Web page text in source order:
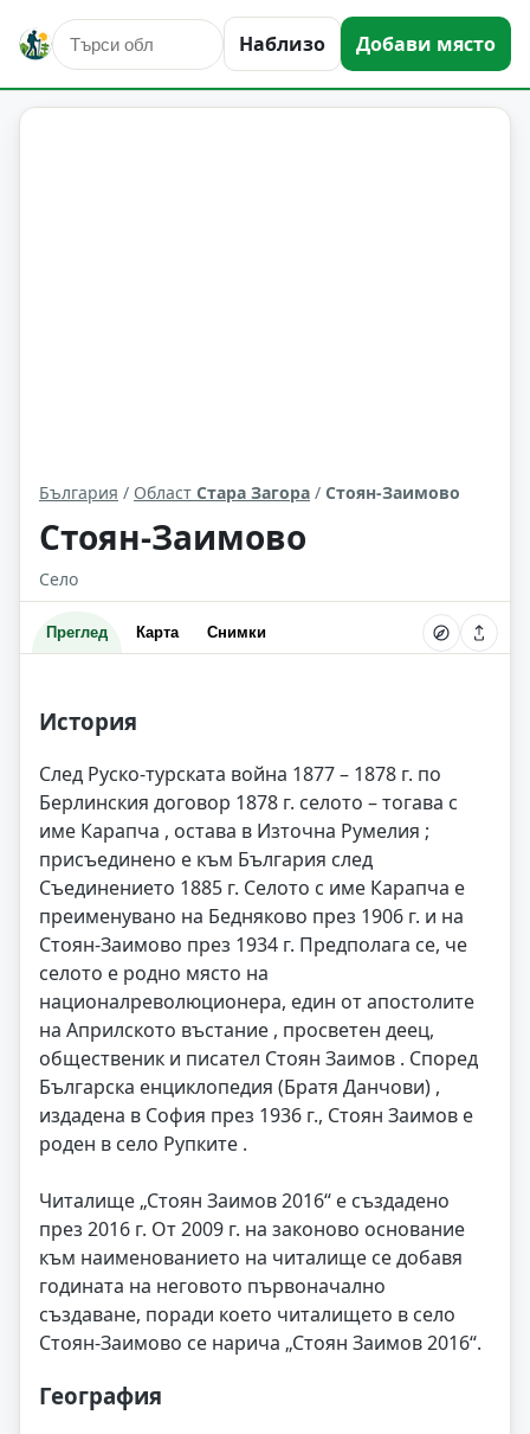
Наблизо Добави място
Стоян-Заимово Област: Стара Загора
България / Област Стара Загора / Стоян-Заимово
Стоян-Заимово
Село
Преглед Карта Снимки
История
След Руско-турската война 1877 – 1878 г. по
Берлинския договор 1878 г. селото – тогава с
име Карапча , остава в Източна Румелия ;
присъединено е към България след
Съединението 1885 г. Селото с име Карапча е
преименувано на Бедняково през 1906 г. и на
Стоян-Заимово през 1934 г. Предполага се, че
селото е родно място на
националреволюционера, един от апостолите
на Априлското въстание , просветен деец,
общественик и писател Стоян Заимов . Според
Българска енциклопедия (Братя Данчови) ,
издадена в София през 1936 г., Стоян Заимов е
роден в село Рупките .
Читалище „Стоян Заимов 2016“ е създадено
през 2016 г. От 2009 г. на законово основание
към наименованието на читалище се добавя
годината на неговото първоначално
създаване, поради което читалището в село
Стоян-Заимово се нарича „Стоян Заимов 2016“.
География